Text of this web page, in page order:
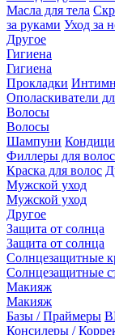
Масла для тела
за руками Уход за
Другое
Гигиена
Гигиена
Прокладки
Ополаскиватели
Волосы
Волосы
Шампуни
Филлеры для волос
Краска для волос
Мужской уход
Мужской уход
Другое
Защита от солнца
Защита от солнца
Солнцезащитные
Солнцезащитные
Макияж
Макияж
Базы / Праймеры
Консилеры /